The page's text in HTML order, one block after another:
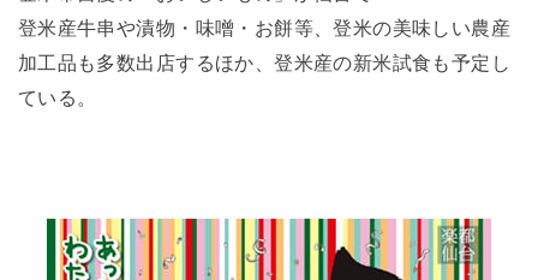
登米産牛串や漬物・味噌・お餅等、登米の美味しい農産
加工品も多数出店するほか、登米産の新米試食も予定し
ている。